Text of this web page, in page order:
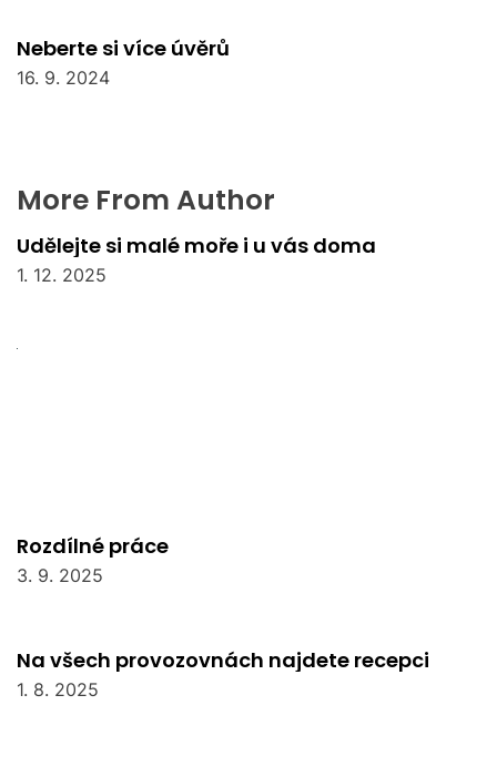
Neberte si více úvěrů
16. 9. 2024
More From Author
Udělejte si malé moře i u vás doma
1. 12. 2025
Rozdílné práce
3. 9. 2025
Na všech provozovnách najdete recepci
1. 8. 2025